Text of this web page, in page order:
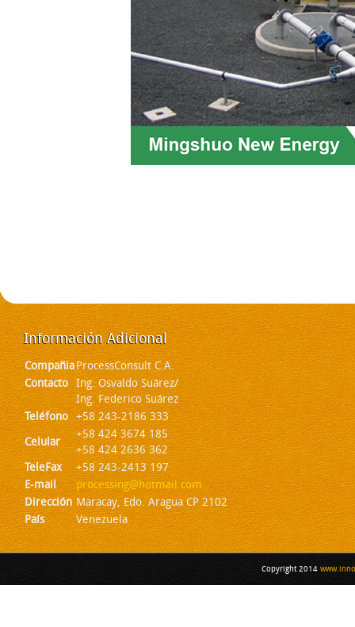
InformaciónAdicional
CompañiaProcessConsult C.A.
Contacto Ing. Osvaldo Suárez/
Ing. Federico Suárez
Teléfono +58 243-2186 333
Celular
+58 424 3674 185
+58 424 2636 362
TeleFax
+58 243-2413 197
E-mail
processing@hotmail.com
Dirección Maracay, Edo. Aragua CP 2102
País
Venezuela
Copyright 2014